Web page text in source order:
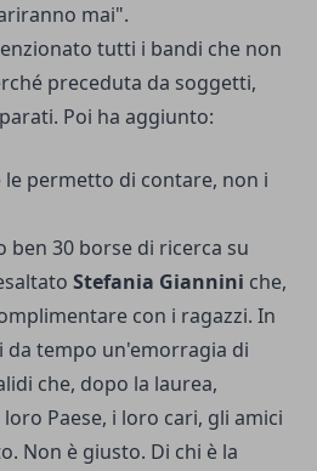
mai".
tutti i bandi che non
preceduta da soggetti,
Poi ha aggiunto:
permetto di contare, non i
ben 30 borse di ricerca su
Stefania Giannini che,
con i ragazzi. In
tempo un'emorragia di
che, dopo la laurea,
Paese, i loro cari, gli amici
Non è giusto. Di chi è la